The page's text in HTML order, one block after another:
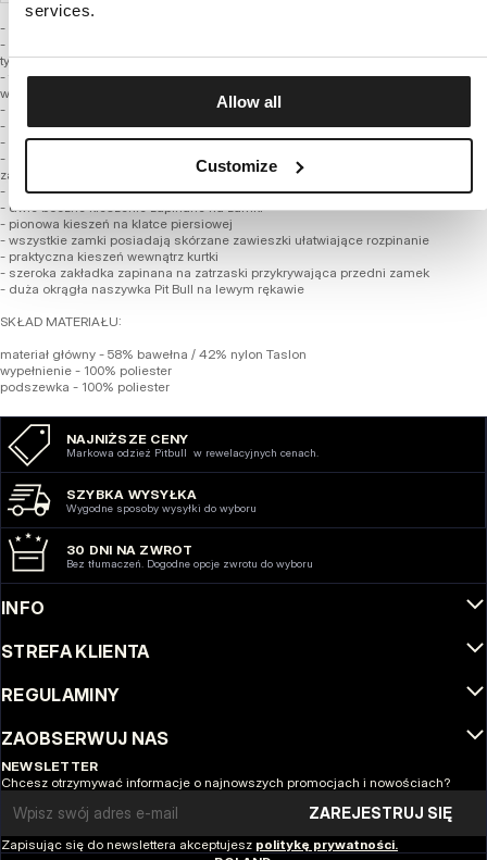
services.
Allow all
Customize
- regularny fason do bioder
- wykonana z wysokiej jakości grubszej matowej tkaniny bawełniano nylonowej
typu taslon
- tkanina jest odporna na wiatr, śnieg i deszcz jednocześnie zachowując
właściwości oddychające
- całość kurtki jest ocieplana z gładką poliestrową podszewką
- żebrowane dzianinowe ściągacze schowane w rękawach
- żebrowany ściągacz u dołu kurtki
- zintegrowany ocieplany kaptur z wysoką stójką oraz odpinanym futerkiem na
zatrzaski
- regulacja głębokości kaptura za pomocą paska z metalową klamrą
- dwie boczne kieszenie zapinane na zamki
- pionowa kieszeń na klatce piersiowej
- wszystkie zamki posiadają skórzane zawieszki ułatwiające rozpinanie
- praktyczna kieszeń wewnątrz kurtki
- szeroka zakładka zapinana na zatrzaski przykrywająca przedni zamek
- duża okrągła naszywka Pit Bull na lewym rękawie
SKŁAD MATERIAŁU:
materiał główny - 58% bawełna / 42% nylon Taslon
wypełnienie - 100% poliester
podszewka - 100% poliester
NAJNIŻSZE CENY
Markowa odzież Pitbull w rewelacyjnych cenach.
SZYBKA WYSYŁKA
Wygodne sposoby wysyłki do wyboru
30 DNI NA ZWROT
Bez tłumaczeń. Dogodne opcje zwrotu do wyboru
INFO
STREFA KLIENTA
REGULAMINY
ZAOBSERWUJ NAS
NEWSLETTER
Chcesz otrzymywać informacje o najnowszych promocjach i nowościach?
Email address
ZAREJESTRUJ SIĘ
Zapisując się do newslettera akceptujesz politykę prywatności.